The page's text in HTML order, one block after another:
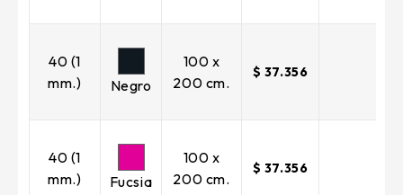
40 (1
mm.)
Negro
100 x
200 cm.
$ 37.356
40 (1
mm.)
Fucsia
100 x
200 cm.
$ 37.356